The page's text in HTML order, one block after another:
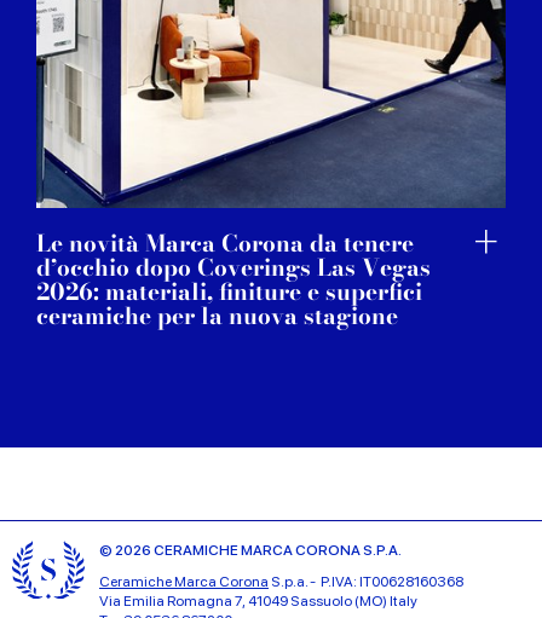
Le novità Marca Corona da tenere
d’occhio dopo Coverings Las Vegas
2026: materiali, finiture e superfici
ceramiche per la nuova stagione
© 2026 CERAMICHE MARCA CORONA S.P.A.
Ceramiche Marca Corona S.p.a. - P.IVA: IT00628160368
Via Emilia Romagna 7, 41049 Sassuolo (MO) Italy